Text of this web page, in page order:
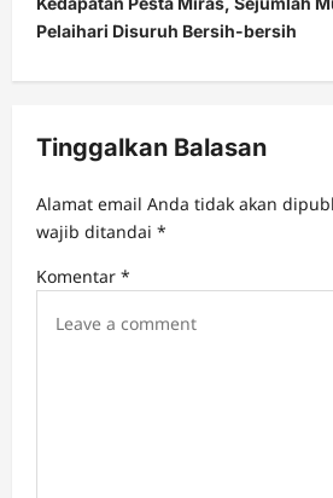
n
a
v
g
a
t
i
Pelaihari Disuruh Bersih-bersih
Tinggalkan Balasan
Alamat email Anda tidak akan
wajib ditandai *
Komentar *